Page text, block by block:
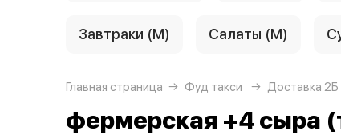
Завтраки (М) Салаты (М)
Главная страница Фуд такси Доставка 2Б
фермерская +4 сыра